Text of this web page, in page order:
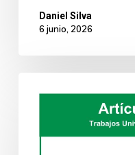
Daniel Silva
6 junio, 2026